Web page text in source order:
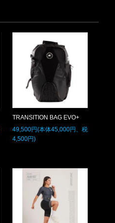
TRANSITION BAG EVO+
49,500円(本体45,000円、税
4,500円)